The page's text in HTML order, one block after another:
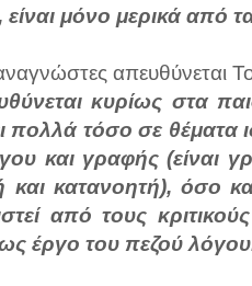
είναι μόνο μερικά από
απευθύνεται
κυρίως στα
πολλά τόσο σε θέματα
και γραφής (είναι
και κατανοητή), όσο
από τους
έργο του πεζού